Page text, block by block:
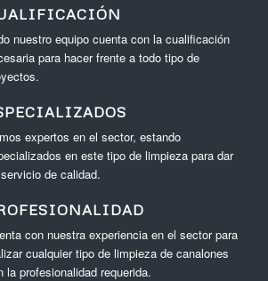
nuestro equipo cuenta con la cualificación
para hacer frente a todo tipo de
expertos en el sector, estando
en este tipo de limpieza para dar
de calidad.
con nuestra experiencia en el sector para
cualquier tipo de limpieza de canalones
la profesionalidad requerida.